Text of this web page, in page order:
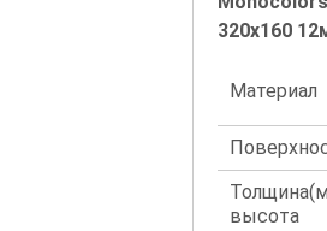
320x160
Материал
высота